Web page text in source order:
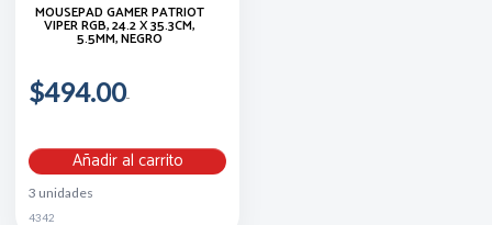
MOUSEPAD GAMER PATRIOT
VIPER RGB, 24.2 X 35.3CM,
5.5MM, NEGRO
$494.00
Añadir al carrito
3 unidades
4342